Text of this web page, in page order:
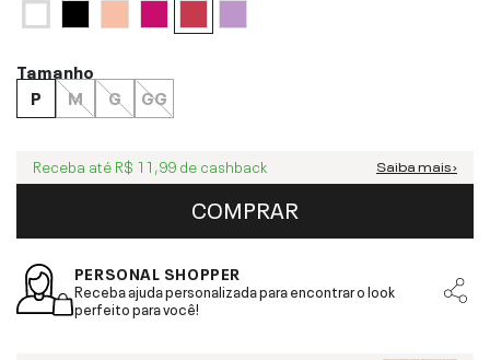
Tamanho
P
M G GG
Receba até R$ 11,99 de cashback Saiba mais ›
COMPRAR
PERSONAL SHOPPER
Receba ajuda personalizada para encontrar o look
perfeito para você!